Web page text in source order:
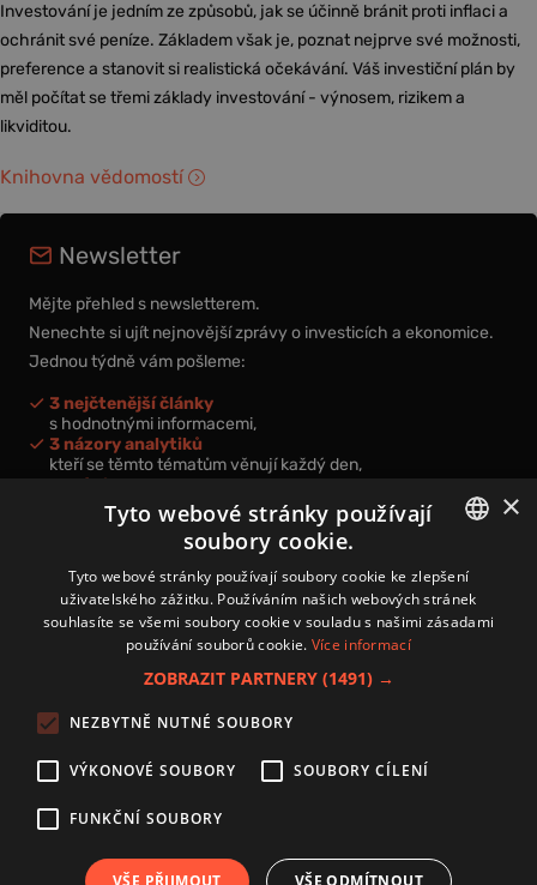
Investování je jedním ze způsobů, jak se účinně bránit proti inflaci a
ochránit své peníze. Základem však je, poznat nejprve své možnosti,
preference a stanovit si realistická očekávání. Váš investiční plán by
měl počítat se třemi základy investování - výnosem, rizikem a
likviditou.
Knihovna vědomostí
Newsletter
Mějte přehled s newsletterem.
Nenechte si ujít nejnovější zprávy o investicích a ekonomice.
Jednou týdně vám pošleme:
3 nejčtenější články
s hodnotnými informacemi,
3 názory analytiků
kteří se těmto tématům věnují každý den,
nová videa a podcasty
k prohloubení vašich znalostí.
Přihlášením k newsletteru vyjadřujete svůj souhlas spodmínkami
zpracování osobních údajů.
Zásady používání souborů cookies
Autoři
Nastavení cookies
CZECH
×
Tyto webové stránky používají
soubory cookie.
Tyto webové stránky používají soubory cookie ke zlepšení
uživatelského zážitku. Používáním našich webových stránek
souhlasíte se všemi soubory cookie v souladu s našimi zásadami
používání souborů cookie. Více informací
ZOBRAZIT PARTNERY (1491) →
NEZBYTNĚ NUTNÉ SOUBORY
VÝKONOVÉ SOUBORY SOUBORY CÍLENÍ
FUNKČNÍ SOUBORY
VŠE PŘIJMOUT VŠE ODMÍTNOUT